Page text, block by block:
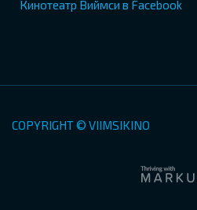
Кинотеатр Виймси в Facebook
COPYRIGHT © VIIMSIKINO